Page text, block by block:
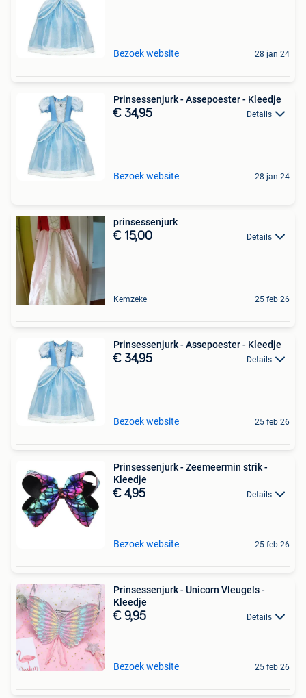
Bezoek website 28 jan 24
Prinsessenjurk - Assepoester - Kleedje
€ 34,95 Details
Bezoek website 28 jan 24
prinsessenjurk
€ 15,00 Details
Kemzeke 25 feb 26
Prinsessenjurk - Assepoester - Kleedje
€ 34,95 Details
Bezoek website 25 feb 26
Prinsessenjurk - Zeemeermin strik -
Kleedje
€ 4,95 Details
Bezoek website 25 feb 26
Prinsessenjurk - Unicorn Vleugels -
Kleedje
€ 9,95 Details
Bezoek website 25 feb 26